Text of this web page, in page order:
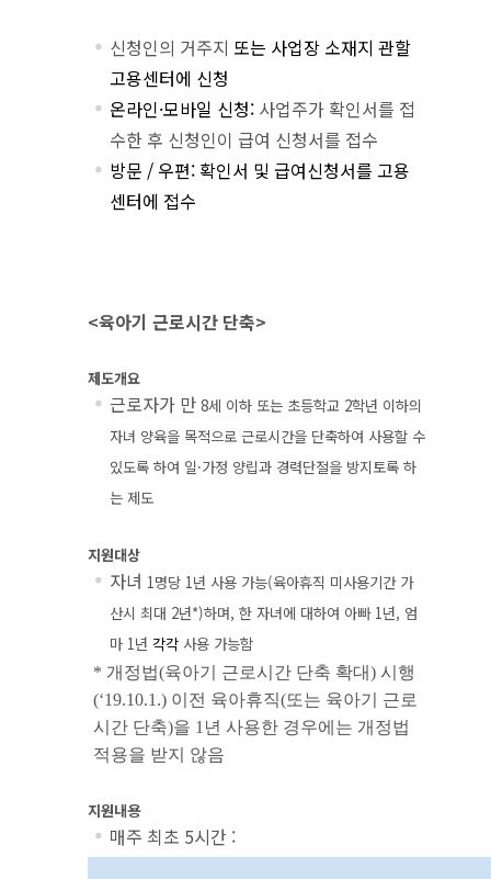
신청인의 거주지 또는 사업장 소재지 관할
고용센터에 신청
온라인·모바일 신청: 사업주가 확인서를 접
수한 후 신청인이 급여 신청서를 접수
방문 / 우편: 확인서 및 급여신청서를 고용
센터에 접수
<육아기 근로시간 단축>
제도개요
근로자가 만 8세 이하 또는 초등학교 2학년 이하의
자녀 양육을 목적으로 근로시간을 단축하여 사용할 수
있도록 하여 일·가정 양립과 경력단절을 방지토록 하
는 제도
지원대상
자녀 1명당 1년 사용 가능(육아휴직 미사용기간 가
산시 최대 2년*)하며, 한 자녀에 대하여 아빠 1년, 엄
마 1년 각각 사용 가능함
* 개정법(육아기 근로시간 단축 확대) 시행
(‘19.10.1.) 이전 육아휴직(또는 육아기 근로
시간 단축)을 1 년 사용한 경우에는 개정법
적용을 받지 않음
지원내용
매주 최초 5시간 :